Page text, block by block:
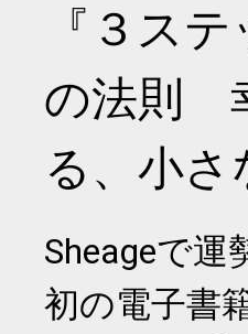
『３ス
の法則
る、小さ
Sheageで
初の電子書